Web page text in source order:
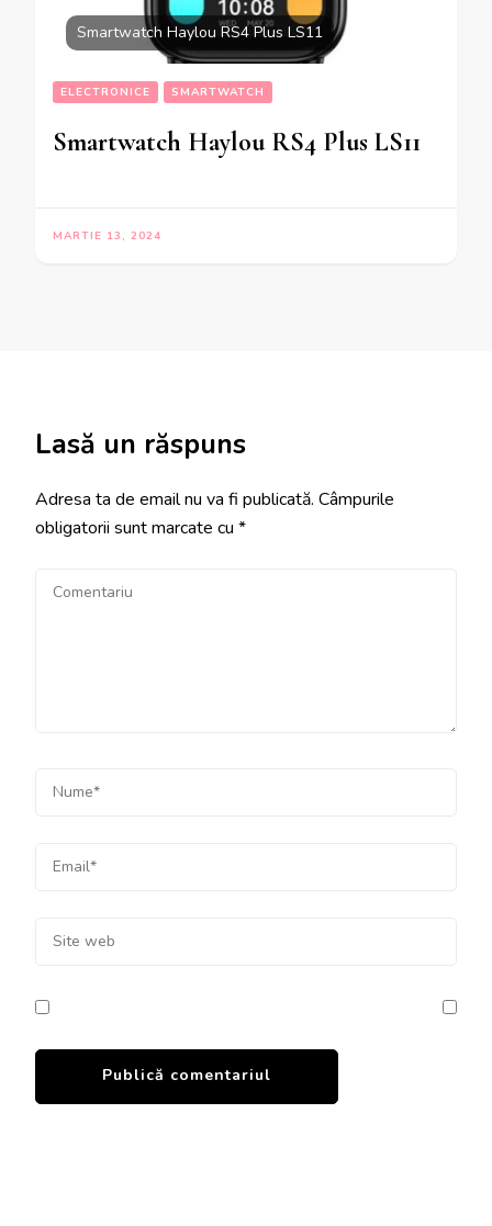
Smartwatch Haylou RS4 Plus LS11
ELECTRONICE SMARTWATCH
Smartwatch Haylou RS4 Plus LS11
MARTIE 13, 2024
Lasă un răspuns
Adresa ta de email nu va fi publicată. Câmpurile
obligatorii sunt marcate cu *